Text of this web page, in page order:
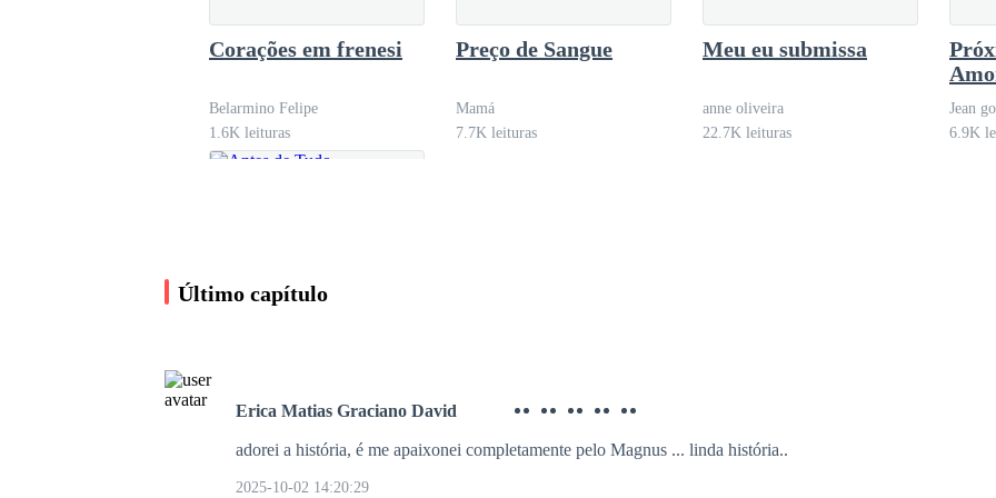
— Mais… me dê mais.
Ele deixaria que o seu ômega tivesse o que quisesse. Deixou que o seu ômega o abraçasse apertado e se movesse
pulsante fosse cada vez mais fundo e acertasse a sua próstata e o fizesse derreter. O ômega teria o banquete que tanto
Quando todo o ato finalmente chegou ao fim, o rapaz deixou o seu marido dormindo na cama. Vestindo um roupão de
— Já está de pé, meu senhor?
Corações em frenesi
Belarmino Felipe
1.6K leituras
Preço de Sangue
Mamá
7.7K leituras
Meu eu submissa
anne oliveira
22.7K leituras
Jean
6.9K
Antes de Tudo
Último capítulo
Erica Matias Graciano David
adorei a história, é me apaixonei completamente pelo Magnus ... linda história..
2025-10-02 14:20:29